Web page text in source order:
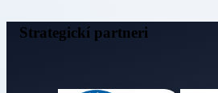
Strategickí partneri